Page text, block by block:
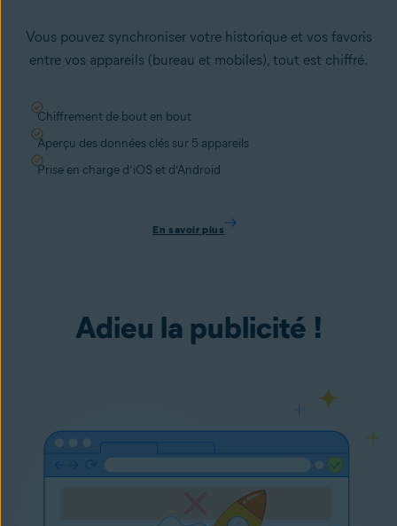
Vous pouvez synchroniser votre historique et vos favoris
entre vos appareils (bureau et mobiles), tout est chiffré.
Chiffrement de bout en bout
Aperçu des données clés sur 5 appareils
Prise en charge d’iOS et d’Android
En savoir plus
Adieu la publicité !